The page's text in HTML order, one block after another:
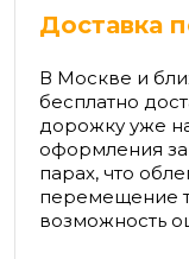
Доставка
В Москве и
бесплатно
дорожку уже
оформления
парах, что
перемещение
возможность